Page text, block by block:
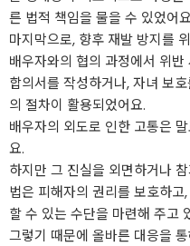
른 법적 책임을 물을 수 있었어
마지막으로, 향후 재발 방지를
배우자와의 협의 과정에서 위
합의서를 작성하거나, 자녀 보
의 절차이 활용되었어요.
배우자의 외도로 인한 고통은
요.
하지만 그 진실을 외면하거나
법은 피해자의 권리를 보호하
할 수 있는 수단을 마련해 주고
그렇기 때문에 올바른 대응을